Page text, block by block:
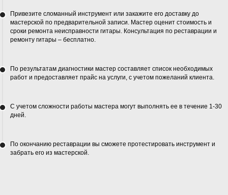
Привезите сломанный инструмент или закажите его доставку до
мастерской по предварительной записи. Мастер оценит стоимость и
сроки ремонта неисправности гитары. Консультация по реставрации и
ремонту гитары – бесплатно.
По результатам диагностики мастер составляет список необходимых
работ и предоставляет прайс на услуги, с учетом пожеланий клиента.
С учетом сложности работы мастера могут выполнять ее в течение 1-30
дней.
По окончанию реставрации вы сможете протестировать инструмент и
забрать его из мастерской.